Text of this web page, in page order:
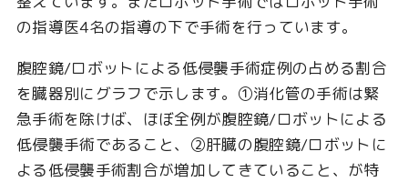
の指導医4名の指導の下で手術を行っています。
腹腔鏡/ロボットによる低侵襲手術症例の占める割合
を臓器別にグラフで示します。①消化管の手術は緊
急手術を除けば、ほぼ全例が腹腔鏡/ロボットによる
低侵襲手術であること、②肝臓の腹腔鏡/ロボットに
よる低侵襲手術割合が増加してきていること、が特